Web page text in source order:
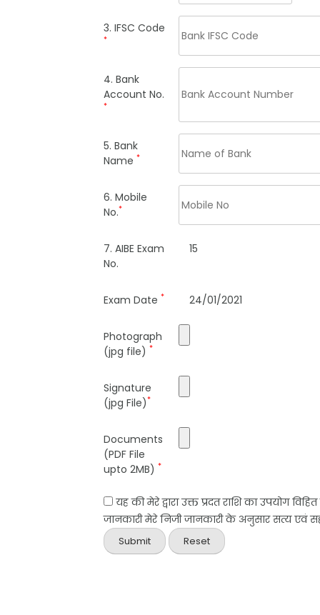
3. IFSC Code
*
4. Bank
Account No.
*
5. Bank
Name *
6. Mobile
No.*
7. AIBE Exam
No.
15
Exam Date * 24/01/2021
Photograph
(jpg file) *
Signature
(jpg File)*
Documents
(PDF File
upto 2MB) *
यह की मेरे द्वारा उक्त प्रदत राशि का उपयोग
जानकारी मेरे निजी जानकारी के अनुसार सत्य एवं